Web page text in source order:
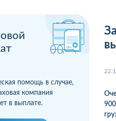
помощь в случае,
компания
в выплате.